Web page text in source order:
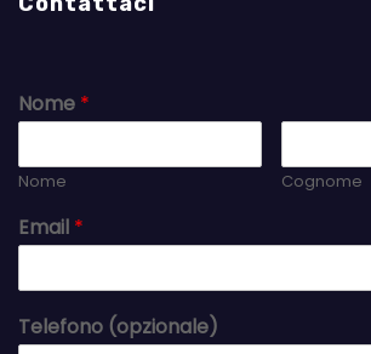
Nome *
Nome Cognome
Email *
Telefono (opzionale)